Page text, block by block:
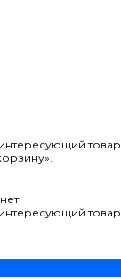
товар
товар